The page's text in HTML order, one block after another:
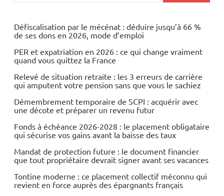
Défiscalisation par le mécénat : déduire jusqu’à 66 %
de ses dons en 2026, mode d’emploi
PER et expatriation en 2026 : ce qui change vraiment
quand vous quittez la France
Relevé de situation retraite : les 3 erreurs de carrière
qui amputent votre pension sans que vous le sachiez
Démembrement temporaire de SCPI : acquérir avec
une décote et préparer un revenu futur
Fonds à échéance 2026-2028 : le placement obligataire
qui sécurise vos gains avant la baisse des taux
Mandat de protection future : le document financier
que tout propriétaire devrait signer avant ses vacances
Tontine moderne : ce placement collectif méconnu qui
revient en force auprès des épargnants français